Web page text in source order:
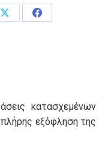
Share
Share
κατασχεμένων
εξόφληση της